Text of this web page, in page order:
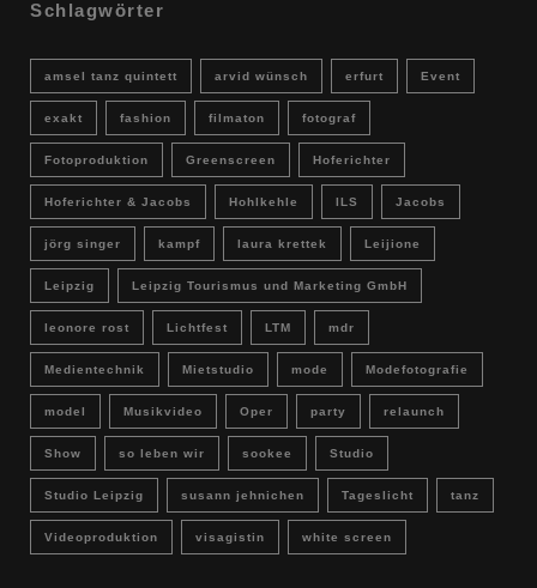
Schlagwörter
amsel tanz quintett arvid wünsch erfurt Event
exakt fashion filmaton fotograf
Fotoproduktion Greenscreen Hoferichter
Hoferichter & Jacobs Hohlkehle ILS Jacobs
jörg singer kampf laura krettek Leijione
Leipzig Leipzig Tourismus und Marketing GmbH
leonore rost Lichtfest LTM mdr
Medientechnik Mietstudio mode Modefotografie
model Musikvideo Oper party relaunch
Show so leben wir sookee Studio
Studio Leipzig susann jehnichen Tageslicht tanz
Videoproduktion visagistin white screen